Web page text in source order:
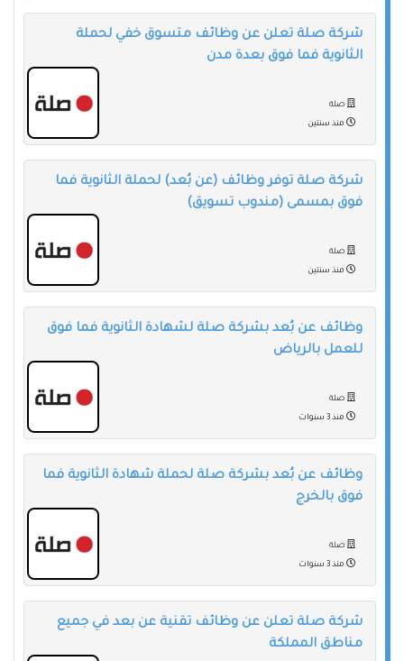
شركة صلة تعلن عن وظائف متسوق خفي لحملة
الثانوية فما فوق بعدة مدن
صلة
منذ سنتين
شركة صلة توفر وظائف (عن بُعد) لحملة الثانوية فما
فوق بمسمى (مندوب تسويق)
صلة
منذ سنتين
وظائف عن بُعد بشركة صلة لشهادة الثانوية فما فوق
للعمل بالرياض
صلة
منذ 3 سنوات
وظائف عن بُعد بشركة صلة لحملة شهادة الثانوية فما
فوق بالخرج
صلة
منذ 3 سنوات
شركة صلة تعلن عن وظائف تقنية عن بعد في جميع
مناطق المملكة